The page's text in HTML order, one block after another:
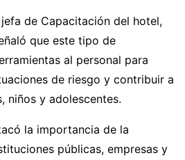
de Capacitación del hotel,
que este tipo de
al personal para
de riesgo y contribuir a
niños y adolescentes.
la importancia de la
públicas, empresas y